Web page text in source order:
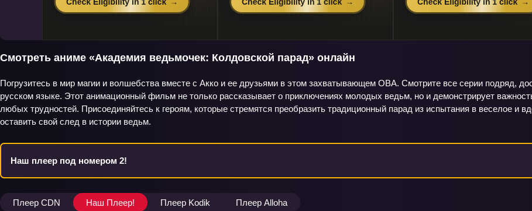
Смотреть аниме «Академия ведьмочек: Колдовской парад» онлайн
Погрузитесь в мир магии и волшебства вместе с Акко и ее друзьями в этом захватывающем ОВА. Смотрите все серии подряд,
русском языке. Этот анимационный фильм не только рассказывает о приключениях молодых ведьм, но и демонстрирует
любых трудностей. Присоединяйтесь к героям, которые стремятся преобразить традиционный парад из испытания в веселое и
оставить свой след в истории ведьм.
Наш плеер под номером 2!
Плеер CDN Наш Плеер! Плеер Kodik Плеер Alloha